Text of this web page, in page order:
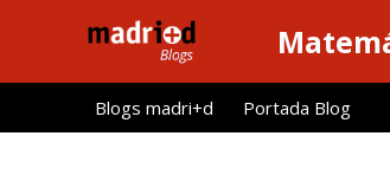
l
Blogs madri+d Portada Blog